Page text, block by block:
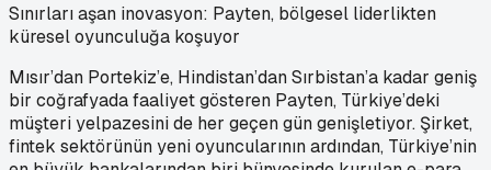
Sınırları aşan inovasyon: Payten, bölgesel liderlikten
küresel oyunculuğa koşuyor
Mısır’dan Portekiz’e, Hindistan’dan Sırbistan’a kadar geniş
bir coğrafyada faaliyet gösteren Payten, Türkiye’deki
müşteri yelpazesini de her geçen gün genişletiyor. Şirket,
fintek sektörünün yeni oyuncularının ardından, Türkiye’nin